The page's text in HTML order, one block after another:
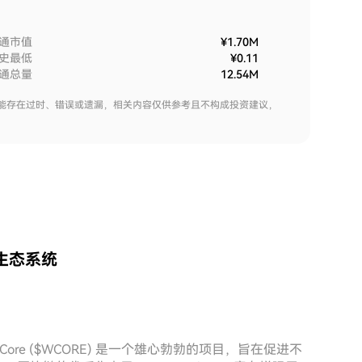
市值
¥1.70M
最低
¥0.11
总量
12.54M
在过时、错误或遗漏，相关内容仅供参考且不构成投资建议，
态系统
($WCORE) 是一个雄心勃勃的项目，旨在促进不